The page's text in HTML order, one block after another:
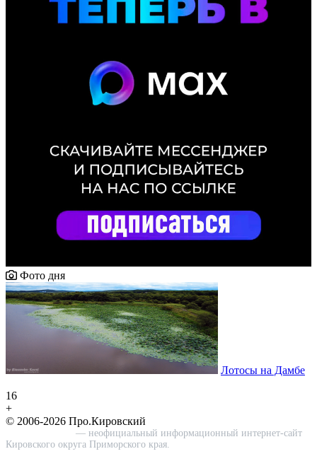
Фото дня
Лотосы на Дамбе
16
+
© 2006-2026 Про.Кировский
— неофициальный информационный интернет-сайт
Кировского округа Приморского края.